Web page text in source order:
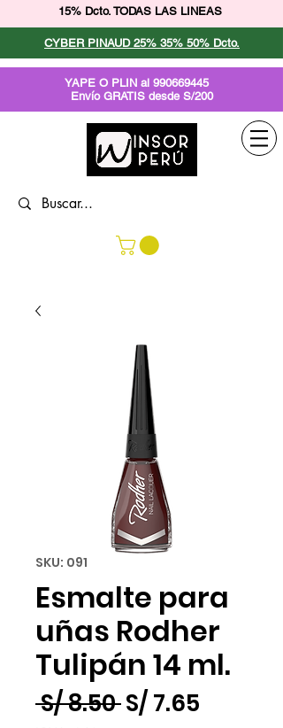
15% Dcto. TODAS LAS LINEAS
CYBER PINAUD 25% 35% 50% Dcto.
YAPE O PLIN al 990669445
Envío GRATIS desde S/200
SKU: 091
Esmalte para
uñas Rodher
Tulipán 14 ml.
S/ 8.50 Precio
S/ 7.65